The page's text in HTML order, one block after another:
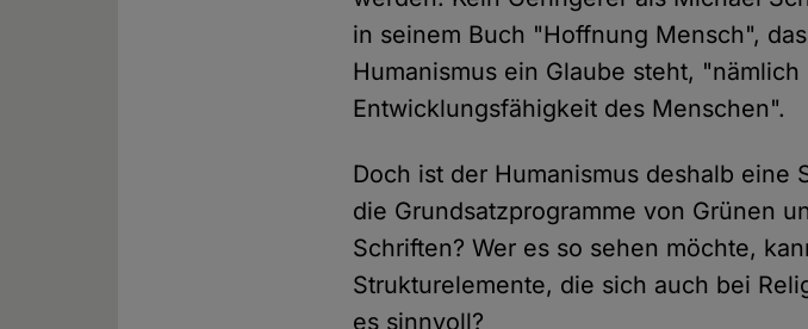
in seinem Buch "Hoffnung Mensch",
Humanismus ein Glaube steht,
Entwicklungsfähigkeit des Menschen".
Doch ist der Humanismus deshalb eine
die Grundsatzprogramme von Grünen
Schriften? Wer es so sehen möchte,
Strukturelemente, die sich auch bei
es sinnvoll?